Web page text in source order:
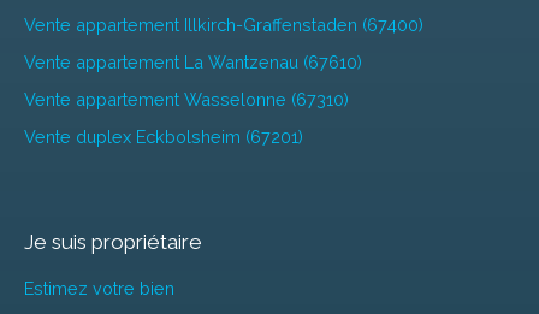
Vente appartement Illkirch-Graffenstaden (67400)
Vente appartement La Wantzenau (67610)
Vente appartement Wasselonne (67310)
Vente duplex Eckbolsheim (67201)
Je suis propriétaire
Estimez votre bien